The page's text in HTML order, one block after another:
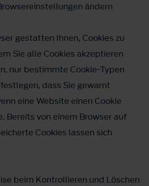
ändern
gestatten Ihnen, Cookies zu
Sie alle Cookies akzeptieren
nur bestimmte Cookie-Typen
dass Sie gewarnt
eine Website einen Cookie
Bereits von einem Browser auf
Cookies lassen sich
beim Kontrollieren und Löschen